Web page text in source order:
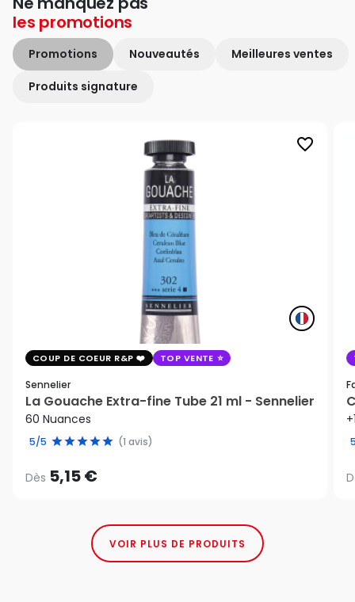
les promotions
Promotions Nouveautés Meilleures ventes
Produits signature
favorite_border
COUP DE COEUR R&P TOP VENTE
Sennelier
La Gouache Extra-fine Tube 21 ml - Sennelier
60 Nuances
5/5 (1 avis)
Dès 5,15 €
VOIR PLUS DE PRODUITS